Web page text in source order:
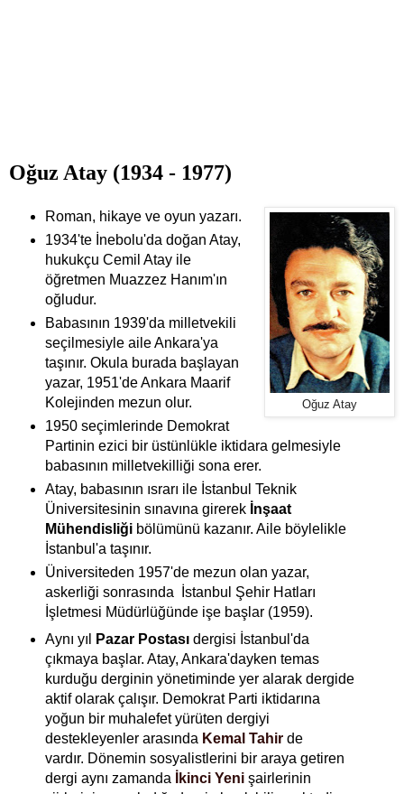
Oğuz Atay (1934 - 1977)
Oğuz Atay
Roman, hikaye ve oyun yazarı.
1934'te İnebolu'da doğan Atay,
hukukçu Cemil Atay ile
öğretmen Muazzez Hanım'ın
oğludur.
Babasının 1939'da milletvekili
seçilmesiyle aile Ankara'ya
taşınır. Okula burada başlayan
yazar, 1951'de Ankara Maarif
Kolejinden mezun olur.
1950 seçimlerinde Demokrat
Partinin ezici bir üstünlükle iktidara gelmesiyle
babasının milletvekilliği sona erer.
Atay, babasının ısrarı ile İstanbul Teknik
Üniversitesinin sınavına girerek İnşaat
Mühendisliğibölümünü kazanır. Aile böylelikle
İstanbul'a taşınır.
Üniversiteden 1957'de mezun olan yazar,
askerliği sonrasında İstanbul Şehir Hatları
İşletmesi Müdürlüğünde işe başlar (1959).
Aynı yıl
Pazar Postasıdergisi İstanbul'da
çıkmaya başlar. Atay, Ankara'dayken temas
kurduğu derginin yönetiminde yer alarak dergide
aktif olarak çalışır. Demokrat Parti iktidarına
yoğun bir muhalefet yürüten dergiyi
destekleyenler arasında Kemal Tahirde
vardır. Dönemin sosyalistlerini bir araya getiren
dergi aynı zamanda
İkinci Yenişairlerinin